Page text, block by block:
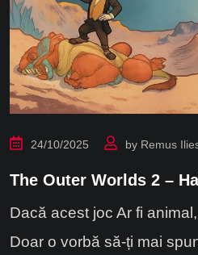
24/10/2025 by Remus
The Outer Worlds 2 –
Dacă acest joc Ar fi
Doar o vorbă să-ți mai